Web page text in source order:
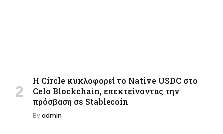
Η Circle κυκλοφορεί το Native USDC στο
Celo Blockchain, επεκτείνοντας την
πρόσβαση σε Stablecoin
Byadmin